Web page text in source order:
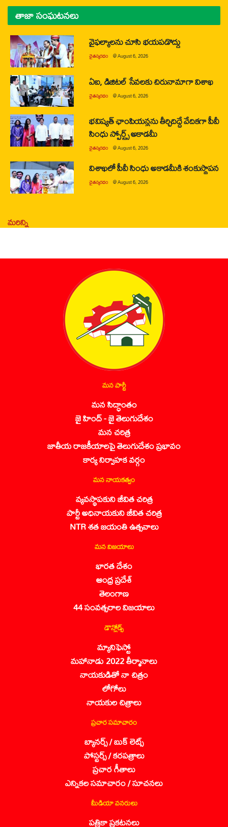
తాజా సంఘటనలు
వైఫల్యాలను చూసి భయపడొద్దు
చైతన్యరధం @August 6, 2026
ఏఐ, డిజిటల్ సేవలకు చిరునామాగా విశాఖ
చైతన్యరధం @August 6, 2026
భవిష్యత్ ఛాంపియన్లను తీర్చిదిద్దే వేదికగా పీవీ
సింధు స్పోర్ట్స్ అకాడమీ
చైతన్యరధం @August 6, 2026
విశాఖలో పీవీ సింధు అకాడమీకి శంకుస్థాపన
చైతన్యరధం @August 6, 2026
మరిన్ని
మన పార్టీ
మన సిద్ధాంతం
జై హింద్ - జై తెలుగుదేశం
మన చరిత్ర
జాతీయ రాజకీయాలపై తెలుగుదేశం ప్రభావం
కార్య నిర్వాహక వర్గం
మన నాయకత్వం
వ్యవస్థాపకుని జీవిత చరిత్ర
పార్టీ అధినాయకుని జీవిత చరిత్ర
NTR శత జయంతి ఉత్సవాలు
మన విజయాలు
భారత దేశం
ఆంధ్ర ప్రదేశ్
తెలంగాణ
44 సంవత్సరాల విజయాలు
డౌన్లోడ్స్
మ్యానిఫెస్టో
మహానాడు 2022 తీర్మానాలు
నాయకుడితో నా చిత్రం
లోగోలు
నాయకుల చిత్రాలు
ప్రచార సమాచారం
బ్యానర్స్ / బుక్ లెట్స్
పోస్టర్స్ / కరపత్రాలు
ప్రచార గీతాలు
ఎన్నికల సమాచారం / సూచనలు
మీడియా వనరులు
పత్రికా ప్రకటనలు